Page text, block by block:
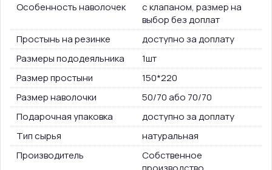
Особенность наволочек
с клапаном, размер на
выбор без доплат
Простынь на резинке
доступно за доплату
Размеры пододеяльника
1шт
Размер простыни
150*220
Размер наволочки
50/70 або 70/70
Подарочная упаковка
доступно за доплату
Тип сырья
натуральная
Производитель
Собственное